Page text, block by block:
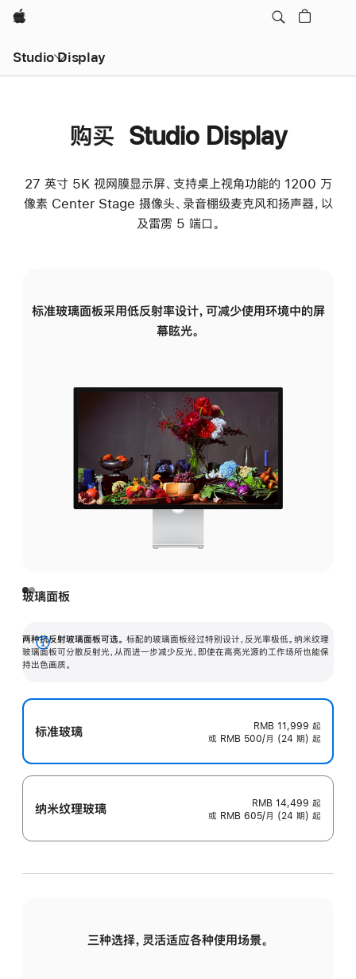
Apple
Studio Display
购买 Studio Display
27 英寸 5K 视网膜显示屏、支持桌上视角功能的 1200 万
像素 Center Stage 摄像头、录音棚级麦克风和扬声器，以
及雷雳 5 端口。
标准玻璃面板采用低反射率设计，可减少使用环境中的屏
幕眩光。
玻璃面板
两种抗反射玻璃面板可选。 标配的玻璃面板经过特别设计，反光率极低。纳米纹理
玻璃面板可分散反射光，从而进一步减少反光，即使在高亮光源的工作场所也能保
持出色画质。
展
开
标准玻璃 RMB 11,999 起
或 RMB 500/月 (24 期) 起
纳米纹理玻璃 RMB 14,499 起
或 RMB 605/月 (24 期) 起
三种选择，灵活适应各种使用场景。